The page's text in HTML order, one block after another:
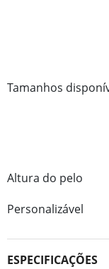
Tamanhos
Altura do pelo
Personalizável
ESPECIFICAÇÕES